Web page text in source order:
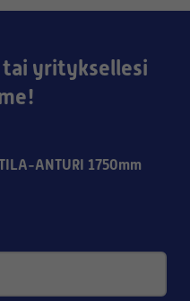
yrityksellesi
ANTURI 1750mm